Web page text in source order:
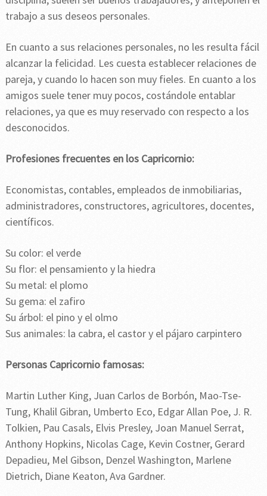
trabajo a sus deseos personales.
En cuanto a sus relaciones personales, no les resulta fácil
alcanzar la felicidad. Les cuesta establecer relaciones de
pareja, y cuando lo hacen son muy fieles. En cuanto a los
amigos suele tener muy pocos, costándole entablar
relaciones, ya que es muy reservado con respecto a los
desconocidos.
Profesiones frecuentes en los Capricornio:
Economistas, contables, empleados de inmobiliarias,
administradores, constructores, agricultores, docentes,
científicos.
Su color: el verde
Su flor: el pensamiento y la hiedra
Su metal: el plomo
Su gema: el zafiro
Su árbol: el pino y el olmo
Sus animales: la cabra, el castor y el pájaro carpintero
Personas Capricornio famosas:
Martin Luther King, Juan Carlos de Borbón, Mao-Tse-
Tung, Khalil Gibran, Umberto Eco, Edgar Allan Poe, J. R.
Tolkien, Pau Casals, Elvis Presley, Joan Manuel Serrat,
Anthony Hopkins, Nicolas Cage, Kevin Costner, Gerard
Depadieu, Mel Gibson, Denzel Washington, Marlene
Dietrich, Diane Keaton, Ava Gardner.